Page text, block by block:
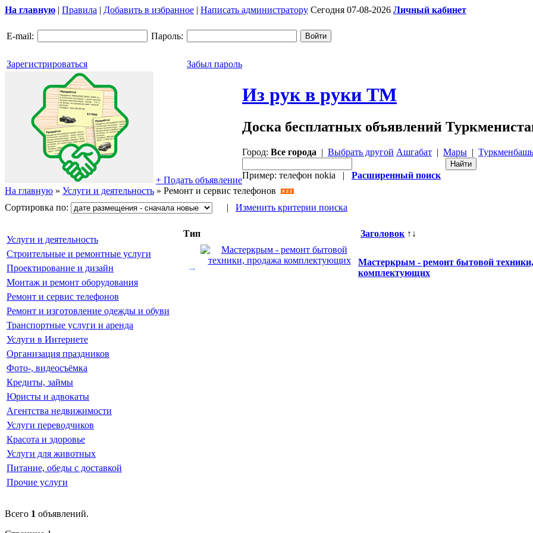
На главную | Правила | Добавить в избранное | Написать администратору Сегодня 07-08-2026 Личный кабинет
E-mail: Пароль:
Зарегистрироваться Забыл пароль
+ Подать объявление
Из рук в руки ТМ
Доска бесплатных объявлений
Город: Все города | Выбрать другой Ашгабат | Мары |
Пример: телефон nokia | Расширенный поиск
На главную » Услуги и деятельность » Ремонт и сервис телефонов
Сортировка по:
| Изменить критерии поиска
Услуги и деятельность
Строительные и ремонтные услуги
Проектирование и дизайн
Монтаж и ремонт оборудования
Ремонт и сервис телефонов
Ремонт и изготовление одежды и обуви
Транспортные услуги и аренда
Услуги в Интернете
Организация праздников
Фото-, видеосъёмка
Кредиты, займы
Юристы и адвокаты
Агентства недвижимости
Услуги переводчиков
Красота и здоровье
Услуги для животных
Питание, обеды с доставкой
Прочие услуги
Тип Заголовок ↑↓
→
Мастеркрым - ремонт бытовой
комплектующих
Всего 1 объявлений.